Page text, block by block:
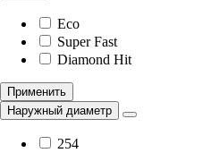
Eco
Super Fast
Diamond Hit
Применить
Наружный диаметр
254